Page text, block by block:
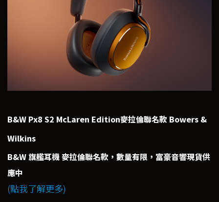
B&W Px8 S2 McLaren Edition麥拉倫聯名款 Bowers &
Wilkins
B&W 旗艦耳機 麥拉倫聯名款，數量有限，富豪音響現貨供
應中
(點我了解更多)